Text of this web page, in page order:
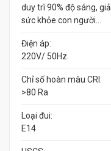
duy trì 90% độ sáng,
sức khỏe con người…
Điện áp:
220V/ 50Hz.
Chỉ số hoàn màu CRI:
>80 Ra
Loại đui:
E14